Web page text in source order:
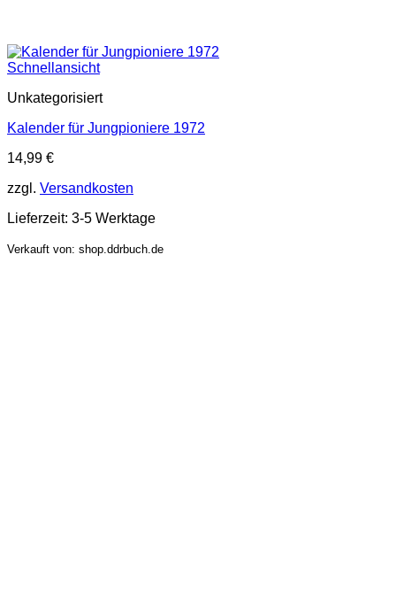
Schnellansicht
Unkategorisiert
Kalender für Jungpioniere 1972
14,99 €
zzgl. Versandkosten
Lieferzeit: 3-5 Werktage
Verkauft von: shop.ddrbuch.de